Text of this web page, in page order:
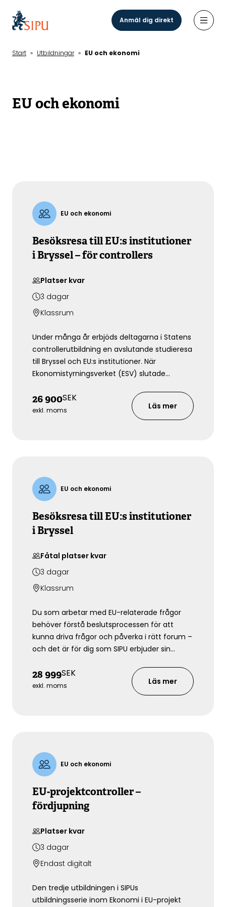
huvudinnehåll
Anmäl dig direkt
Start » Utbildningar » EU och ekonomi
EU och ekonomi
EU och ekonomi
Besöksresa till EU:s institutioner
i Bryssel – för controllers
Platser kvar
3 dagar
Klassrum
Under många år erbjöds deltagarna i Statens
controllerutbildning en avslutande studieresa
till Bryssel och EU:s institutioner. När
Ekonomistyrningsverket (ESV) slutade
SIPU tillsammans med ursprungliga
utbildningsledaren Manuela Leijerfelt över
och erbjuder motsvarande resa med samma
26 900SEK
exkl. moms Läs mer
EU och ekonomi
Besöksresa till EU:s institutioner
i Bryssel
Fåtal platser kvar
3 dagar
Klassrum
Du som arbetar med EU-relaterade frågor
behöver förstå beslutsprocessen för att
kunna driva frågor och påverka i rätt forum –
och det är för dig som SIPU erbjuder sin
institutioner i Bryssel.
28 999SEK
exkl. moms Läs mer
EU och ekonomi
EU-projektcontroller –
fördjupning
Platser kvar
3 dagar
Endast digitalt
Den tredje utbildningen i SIPUs
utbildningsserie inom Ekonomi i EU-projekt